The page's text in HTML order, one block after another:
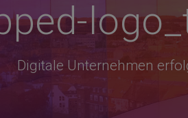
Digitale Unternehmen